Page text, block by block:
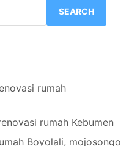
SEARCH
rumah
rumah Kebumen
Boyolali, mojosongo